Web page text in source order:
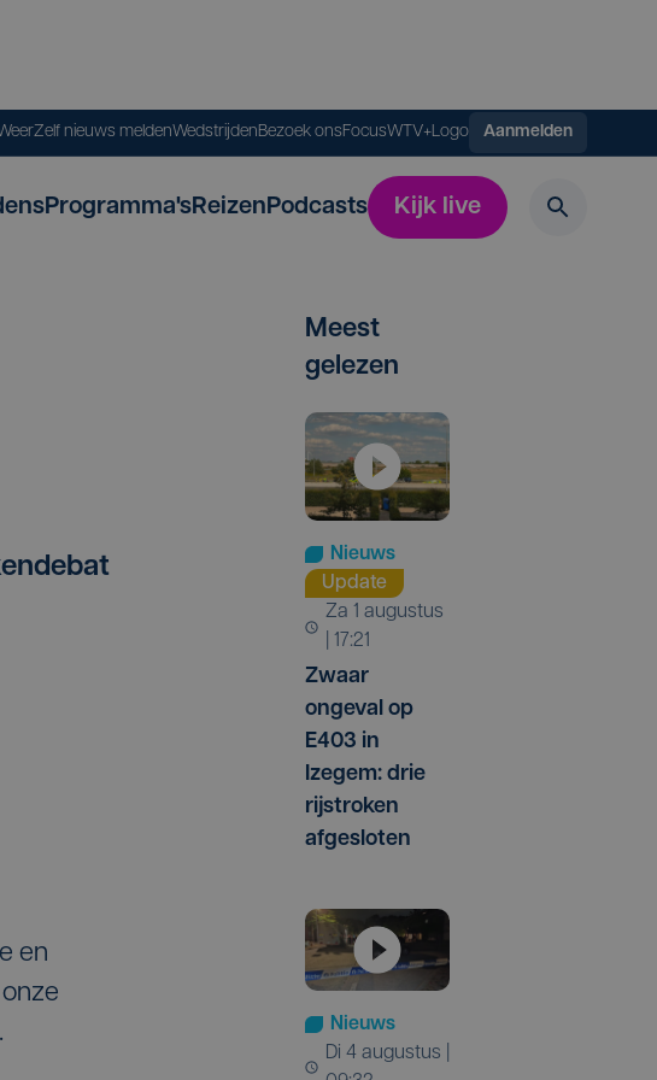
Zelf nieuws meldenWedstrijdenBezoek onsFocusWTV+Logo Aanmelden
Programma'sReizenPodcasts Kijk live
en
Meest
gelezen
Nieuws
Update
za 1 augustus
| 17:21
Zwaar
ongeval op
E403 in
Izegem: drie
rijstroken
afgesloten
Nieuws
di 4 augustus |